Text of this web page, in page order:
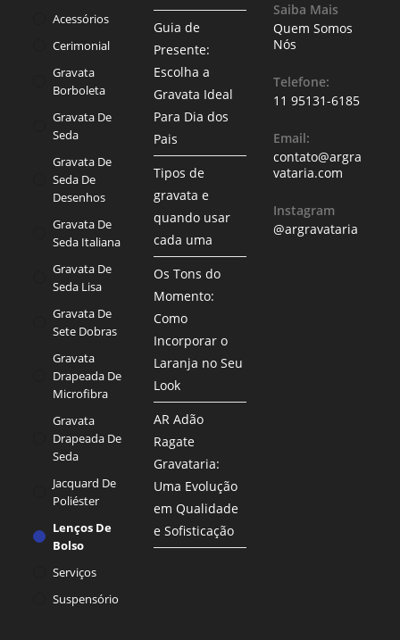
Acessórios
Cerimonial
Gravata
Borboleta
Gravata De
Seda
Gravata De
Seda De
Desenhos
Gravata De
Seda Italiana
Gravata De
Seda Lisa
Gravata De
Sete Dobras
Gravata
Drapeada De
Microfibra
Gravata
Drapeada De
Seda
Jacquard De
Poliéster
Lenços De
Bolso
Serviços
Suspensório
Guia de
Presente:
Escolha a
Gravata Ideal
Para Dia dos
Pais
Tipos de
gravata e
quando usar
cada uma
Os Tons do
Momento:
Como
Incorporar o
Laranja no Seu
Look
AR Adão
Ragate
Gravataria:
Uma Evolução
em Qualidade
e Sofisticação
Saiba Mais
Quem Somos
Nós
Telefone:
11 95131-6185
Email:
contato@argra
vataria.com
Instagram
@argravataria